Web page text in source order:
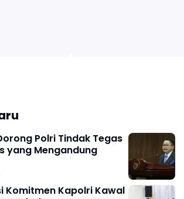
Polri Tindak Tegas
yang Mengandung
Komitmen Kapolri Kawal